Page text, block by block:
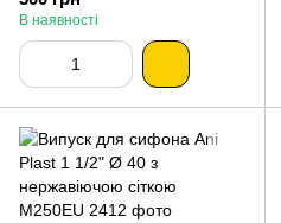
В наявності